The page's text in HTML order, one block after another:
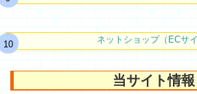
ネットショップ（ECサ
当サイト情報